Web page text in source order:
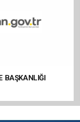
BAŞKANLIĞI